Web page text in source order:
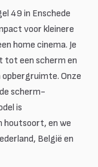
49 in Enschede
voor kleinere
home cinema. Je
tot een scherm en
Onze
scherm-
is
houtsoort, en we
België en